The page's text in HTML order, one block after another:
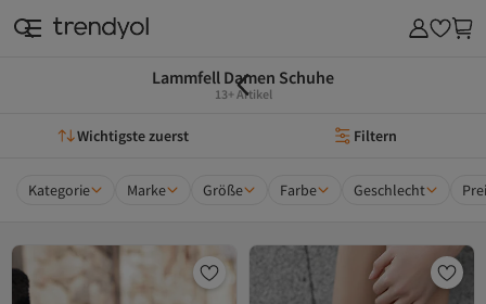
Lammfell Damen Schuhe
13+ Artikel
Wichtigste zuerst Filtern
Kategorie Marke Größe Farbe Geschlecht